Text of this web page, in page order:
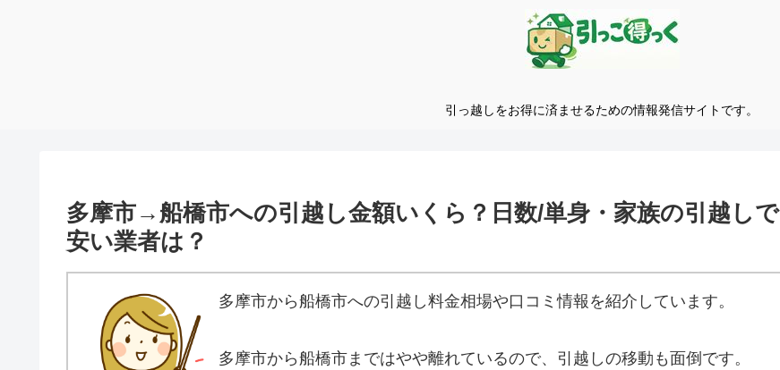
引っ越しをお得に済ませるための情報発信サイトです。
多摩市→船橋市への引越し金額いくら？日数/単身・家族の引越しで
安い業者は？
多摩市から船橋市への引越し料金相場や口コミ情報を紹介しています。
多摩市から船橋市まではやや離れているので、引越しの移動も面倒です。